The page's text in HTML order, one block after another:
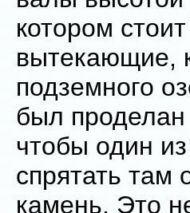
котором
вытекающие,
подземного
был
чтобы один из
спрятать там
камень. Это